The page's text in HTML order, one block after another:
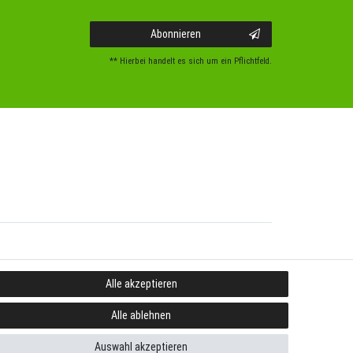
Abonnieren
** Hierbei handelt es sich um ein Pflichtfeld.
Alle akzeptieren
Alle ablehnen
Auswahl akzeptieren